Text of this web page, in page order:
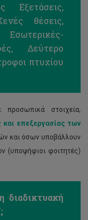
Εξετάσεις,
θέσεις,
Δεύτερο
πτυχίου
προσωπικά στοιχεία,
και επεξεργασίας των
και όσων υποβάλλουν
(υποψήφιοι φοιτητές)
διαδικτυακή